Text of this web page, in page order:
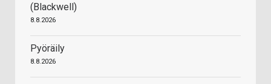
(Blackwell)
8.8.2026
Pyöräily
8.8.2026